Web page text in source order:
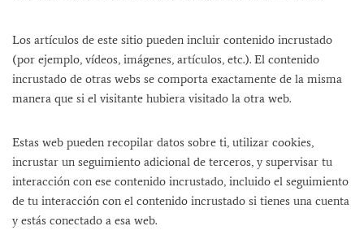
Los artículos de este sitio pueden incluir contenido incrustado
(por ejemplo, vídeos, imágenes, artículos, etc.). El contenido
incrustado de otras webs se comporta exactamente de la misma
manera que si el visitante hubiera visitado la otra web.
Estas web pueden recopilar datos sobre ti, utilizar cookies,
incrustar un seguimiento adicional de terceros, y supervisar tu
interacción con ese contenido incrustado, incluido el seguimiento
de tu interacción con el contenido incrustado si tienes una cuenta
y estás conectado a esa web.